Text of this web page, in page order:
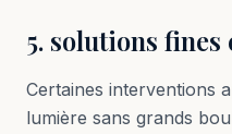
5. solutions fines
Certaines interventions
lumière sans grands